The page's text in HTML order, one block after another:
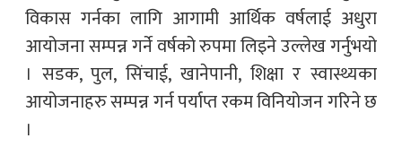
विकास गर्नका लागि आगामी आर्थिक वर्षलाई अधुरा
आयोजना सम्पन्न गर्ने वर्षको रुपमा लिइने उल्लेख गर्नुभयो
। सडक, पुल, सिंचाई, खानेपानी, शिक्षा र स्वास्थ्यका
आयोजनाहरु सम्पन्न गर्न पर्याप्त रकम विनियोजन गरिने छ
।